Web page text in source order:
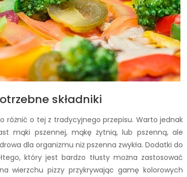
składniki
różnić o tej z tradycyjnego przepisu. Warto jednak
mąki pszennej, mąkę żytnią, lub pszenną, ale
dla organizmu niż pszenna zwykła. Dodatki do
który jest bardzo tłusty można zastosować
wierzchu pizzy przykrywając gamę kolorowych